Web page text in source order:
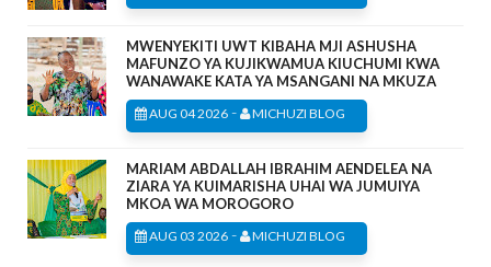
MWENYEKITI UWT KIBAHA MJI ASHUSHA
MAFUNZO YA KUJIKWAMUA KIUCHUMI KWA
WANAWAKE KATA YA MSANGANI NA MKUZA
AUG 04 2026 - MICHUZI BLOG
MARIAM ABDALLAH IBRAHIM AENDELEA NA
ZIARA YA KUIMARISHA UHAI WA JUMUIYA
MKOA WA MOROGORO
AUG 03 2026 - MICHUZI BLOG